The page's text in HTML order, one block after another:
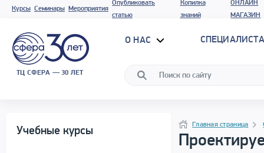
Курсы Семинары Мероприятия
Опубликовать
статью
Копилка
знаний
ОНЛАЙН
МАГАЗИН
ТЦ СФЕРА — 30 ЛЕТ
О НАС
Учебные курсы
НавигацияГлавная страница